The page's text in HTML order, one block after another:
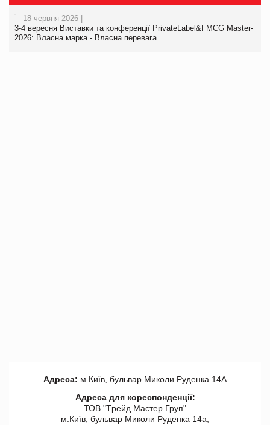
18 червня 2026 |
3-4 вересня Виставки та конференції PrivateLabel&FMCG Master-
2026: Власна марка - Власна перевага
Адреса: м.Київ, бульвар Миколи Руденка 14А
Адреса для кореспонденції:
ТОВ "Tрейд Мастер Груп"
м.Київ, бульвар Миколи Руденка 14а,